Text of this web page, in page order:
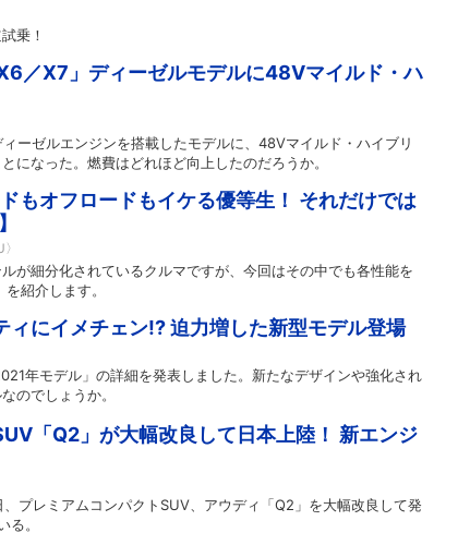
乗！
／X7」ディーゼルモデルに48Vマイルド・ハ
ーゼルエンジンを搭載したモデルに、48Vマイルド・ハイブリ
になった。燃費はどれほど向上したのだろうか。
もオフロードもイケる優等生！ それだけでは
が細分化されているクルマですが、今回はその中でも各性能を
紹介します。
ィにイメチェン!? 迫力増した新型モデル登場
年モデル」の詳細を発表しました。新たなデザインや強化され
のでしょうか。
「Q2」が大幅改良して日本上陸！ 新エンジ
プレミアムコンパクトSUV、アウディ「Q2」を大幅改良して発
。